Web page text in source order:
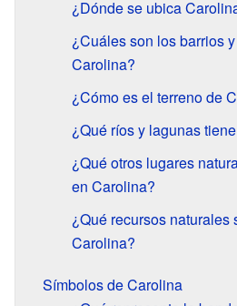
¿Dónde se ubica
¿Cuáles son los barrios
Carolina?
¿Cómo es el terreno de
¿Qué ríos y lagunas
¿Qué otros lugares
en Carolina?
¿Qué recursos naturales
Carolina?
Símbolos de Carolina